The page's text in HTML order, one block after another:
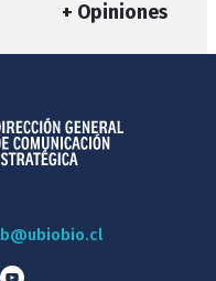
+ Opiniones